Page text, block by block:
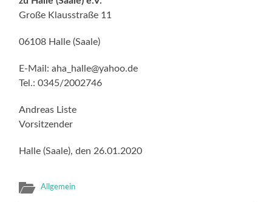
Große Klausstraße 11
06108 Halle (Saale)
E-Mail: aha_halle@yahoo.de
Tel.: 0345/2002746
Andreas Liste
Vorsitzender
Halle (Saale), den 26.01.2020
Allgemein